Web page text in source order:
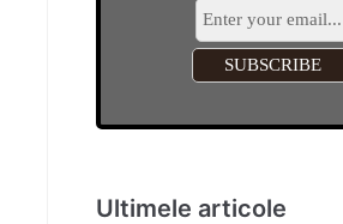
Ultimele articole